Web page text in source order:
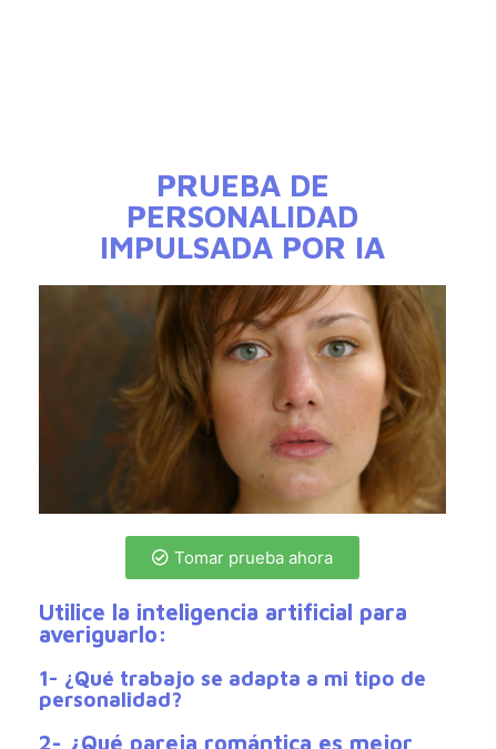
PRUEBA DE
PERSONALIDAD
IMPULSADA POR IA
Tomar prueba ahora
Utilice la inteligencia artificial para
averiguarlo:
1- ¿Qué trabajo se adapta a mi tipo de
personalidad?
2- ¿Qué pareja romántica es mejor